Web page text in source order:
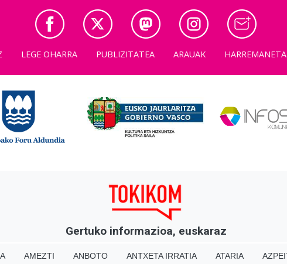
LEGE OHARRA PUBLIZITATEA ARAUAK
Gertuko informazioa, euskaraz
AMEZTI ANBOTO ANTXETA IRRATIA ATARIA